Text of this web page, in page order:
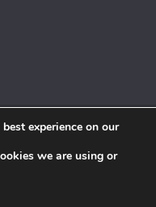
Theme: Fairy by
experience on our
we are using or